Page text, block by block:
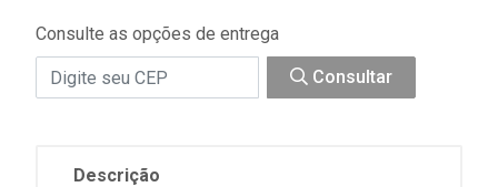
Consulte as opções de entrega
Consultar
Descrição